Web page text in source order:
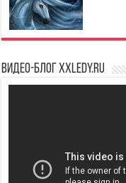
Видео-блог XXLedy.ru